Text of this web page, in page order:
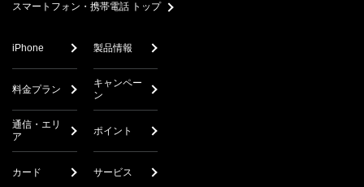
スマートフォン・携帯電話 トップ
iPhone 製品情報
料金プラン
キャンペー
ン
通信・エリ
ア
ポイント
カード サービス